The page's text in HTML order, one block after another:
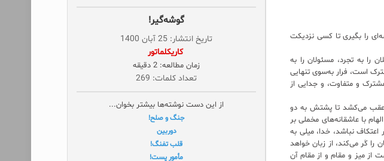
را بگیری تا کسی نزدیکت
را به تجرد، مسئولان را به
است، فرار به‌سوی تنهایی
و متفاوت، و جدایی از
عقب می‌کشد تا پشتش به دو
با عاشقانه‌های مخملی بر
اعتکاف نباشد، خدا، میلی به
را کَر می‌کند، از زبان خواهد
از میز و مقام و از مقام آن
گوشه‌گیر!
تاریخ انتشار: 25 آبان 1400
‌ کاریکلماتور
زمان مطالعه: 2 دقیقه
تعداد کلمات: 269
از این دست نوشته‌ها بیشتر بخوان...
جنگ و صلح!
دوربین
قلب تفنگ!
مأمور پست!